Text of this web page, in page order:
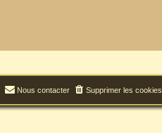
Supprimer les cookies
Nous contacter